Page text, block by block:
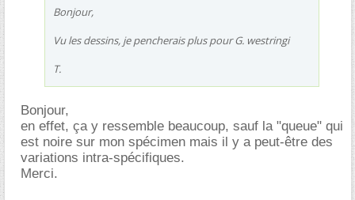
Bonjour,
Vu les dessins, je pencherais plus pourG. westringi
T.
Bonjour,
en effet, ça y ressemble beaucoup, sauf la "queue" qui
est noire sur mon spécimen mais il y a peut-être des
variations intra-spécifiques.
Merci.